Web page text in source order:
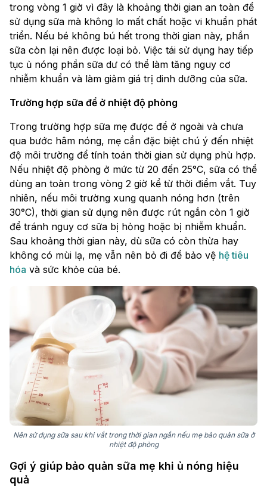
trong vòng 1 giờ vì đây là khoảng thời gian an toàn để
sử dụng sữa mà không lo mất chất hoặc vi khuẩn phát
triển. Nếu bé không bú hết trong thời gian này, phần
sữa còn lại nên được loại bỏ. Việc tái sử dụng hay tiếp
tục ủ nóng phần sữa dư có thể làm tăng nguy cơ
nhiễm khuẩn và làm giảm giá trị dinh dưỡng của sữa.
Trường hợp sữa để ở nhiệt độ phòng
Trong trường hợp sữa mẹ được để ở ngoài và chưa
qua bước hâm nóng, mẹ cần đặc biệt chú ý đến nhiệt
độ môi trường để tính toán thời gian sử dụng phù hợp.
Nếu nhiệt độ phòng ở mức từ 20 đến 25°C, sữa có thể
dùng an toàn trong vòng 2 giờ kể từ thời điểm vắt. Tuy
nhiên, nếu môi trường xung quanh nóng hơn (trên
30°C), thời gian sử dụng nên được rút ngắn còn 1 giờ
để tránh nguy cơ sữa bị hỏng hoặc bị nhiễm khuẩn.
Sau khoảng thời gian này, dù sữa có còn thừa hay
không có mùi lạ, mẹ vẫn nên bỏ đi để bảo vệ hệ tiêu
hóa và sức khỏe của bé.
Nên sử dụng sữa sau khi vắt trong thời gian ngắn nếu mẹ bảo quản sữa ở
nhiệt độ phòng
Gợi ý giúp bảo quản sữa mẹ khi ủ nóng hiệu
quả